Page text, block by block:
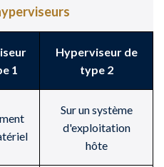
1
Hyperviseur de
type 2
Sur un système
d'exploitation
hôte